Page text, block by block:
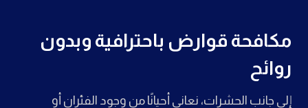
مكافحة قوارض باحترافية وبدون
روائح
إلى جانب الحشرات، نعاني أحيانًا من وجود الفئران أو